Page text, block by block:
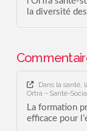
la diversité
Dans la santé,
Ortra – Santé-
La formation
efficace pour